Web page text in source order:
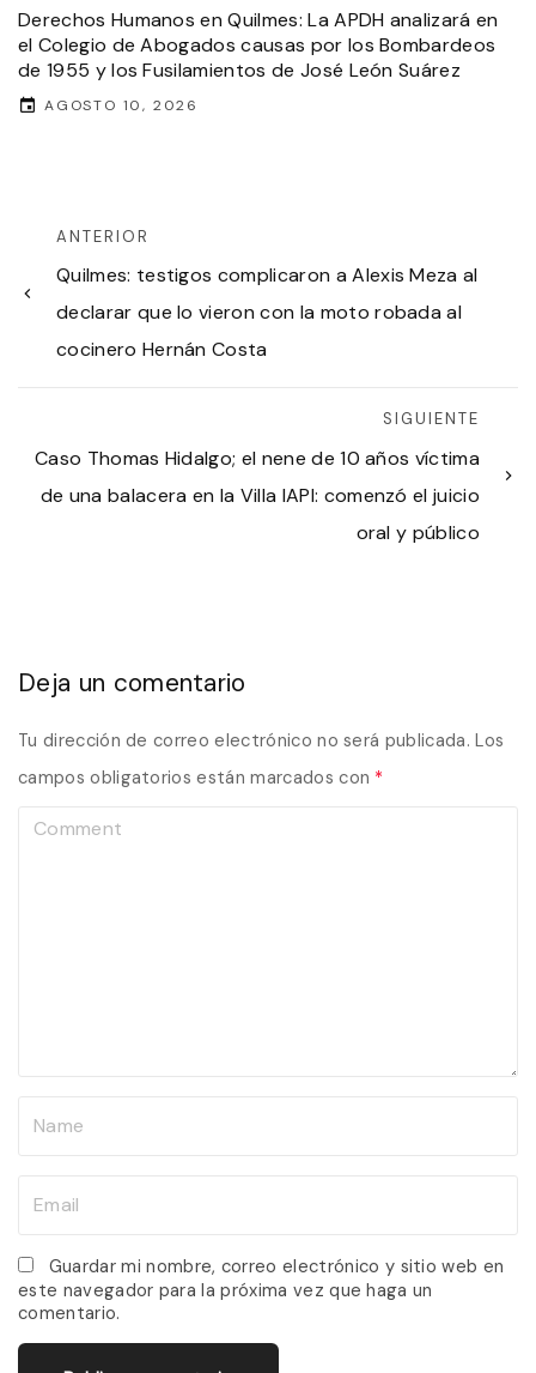
Derechos Humanos en Quilmes: La APDH analizará en
el Colegio de Abogados causas por los Bombardeos
de 1955 y los Fusilamientos de José León Suárez
AGOSTO 10, 2026
ANTERIOR
Quilmes: testigos complicaron a Alexis Meza al
declarar que lo vieron con la moto robada al
cocinero Hernán Costa
SIGUIENTE
Caso Thomas Hidalgo; el nene de 10 años víctima
de una balacera en la Villa IAPI: comenzó el juicio
oral y público
Deja un comentario
Tu dirección de correo electrónico no será publicada. Los
campos obligatorios están marcados con *
*
a
i
l
Guardar mi nombre, correo electrónico y sitio web en
este navegador para la próxima vez que haga un
comentario.